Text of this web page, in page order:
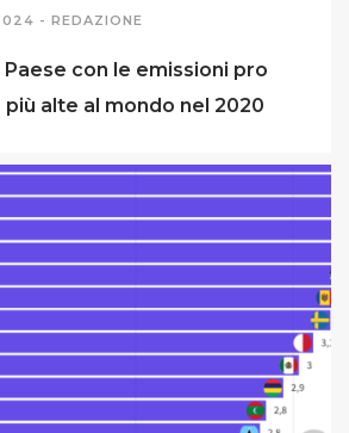
- REDAZIONE
Paese con le emissioni pro
più alte al mondo nel 2020